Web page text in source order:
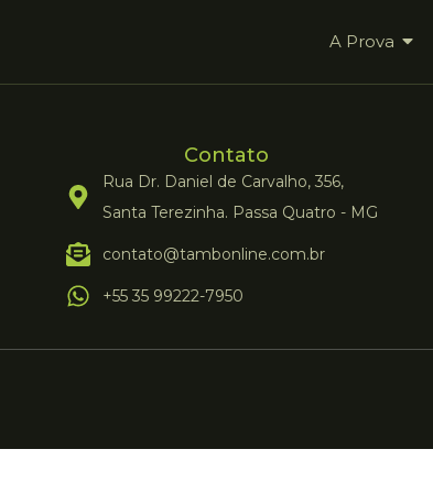
A Prova
Contato
Rua Dr. Daniel de Carvalho, 356,
Santa Terezinha. Passa Quatro - MG
contato@tambonline.com.br
+55 35 99222-7950